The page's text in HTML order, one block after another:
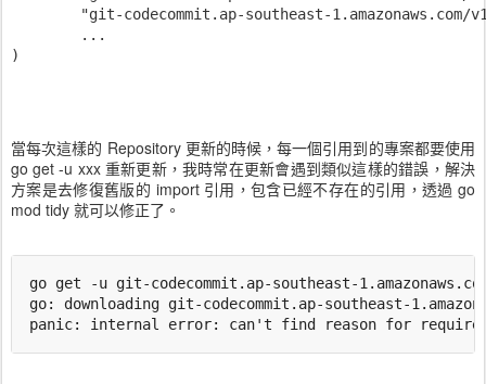
)
當每次這樣的 Repository 更新的時候，每一個引用到的專案都要使用
go get -u xxx 重新更新，我時常在更新會遇到類似這樣的錯誤，解決
方案是去修復舊版的 import 引用，包含已經不存在的引用，透過 go
mod tidy 就可以修正了。
go get -u git-codecommit.ap-southeast-
go: downloading git-codecommit.ap-southeast-
panic: internal error: can't find reason for